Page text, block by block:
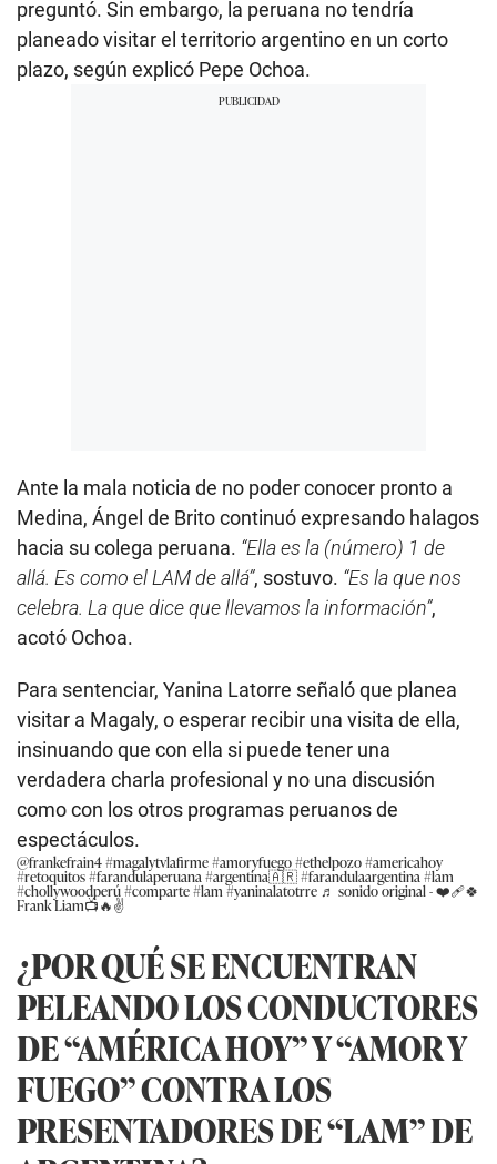
preguntó. Sin embargo, la peruana no tendría
planeado visitar el territorio argentino en un corto
plazo, según explicó Pepe Ochoa.
Ante la mala noticia de no poder conocer pronto a
Medina, Ángel de Brito continuó expresando halagos
hacia su colega peruana. “Ella es la (número) 1 de
allá. Es como el LAM de allá”, sostuvo. “Es la que nos
celebra. La que dice que llevamos la información”,
acotó Ochoa.
Para sentenciar, Yanina Latorre señaló que planea
visitar a Magaly, o esperar recibir una visita de ella,
insinuando que con ella si puede tener una
verdadera charla profesional y no una discusión
como con los otros programas peruanos de
espectáculos.
@frankefrain4#magalytvlafirme#amoryfuego#ethelpozo#americahoy
#retoquitos#farandulaperuana #argentina🇦🇷#farandulaargentina #lam
#chollywoodperú#comparte#lam #yaninalatotrre ♬ sonido original - ❤️‍🩹🍀
Frank Liam📺🔥✌️
¿POR QUÉ SE ENCUENTRAN
PELEANDO LOS CONDUCTORES
DE “AMÉRICA HOY” Y “AMOR Y
FUEGO” CONTRA LOS
PRESENTADORES DE “LAM” DE